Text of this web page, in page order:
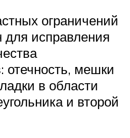
ограничений
для исправления
отечность, мешки
в области
и второй